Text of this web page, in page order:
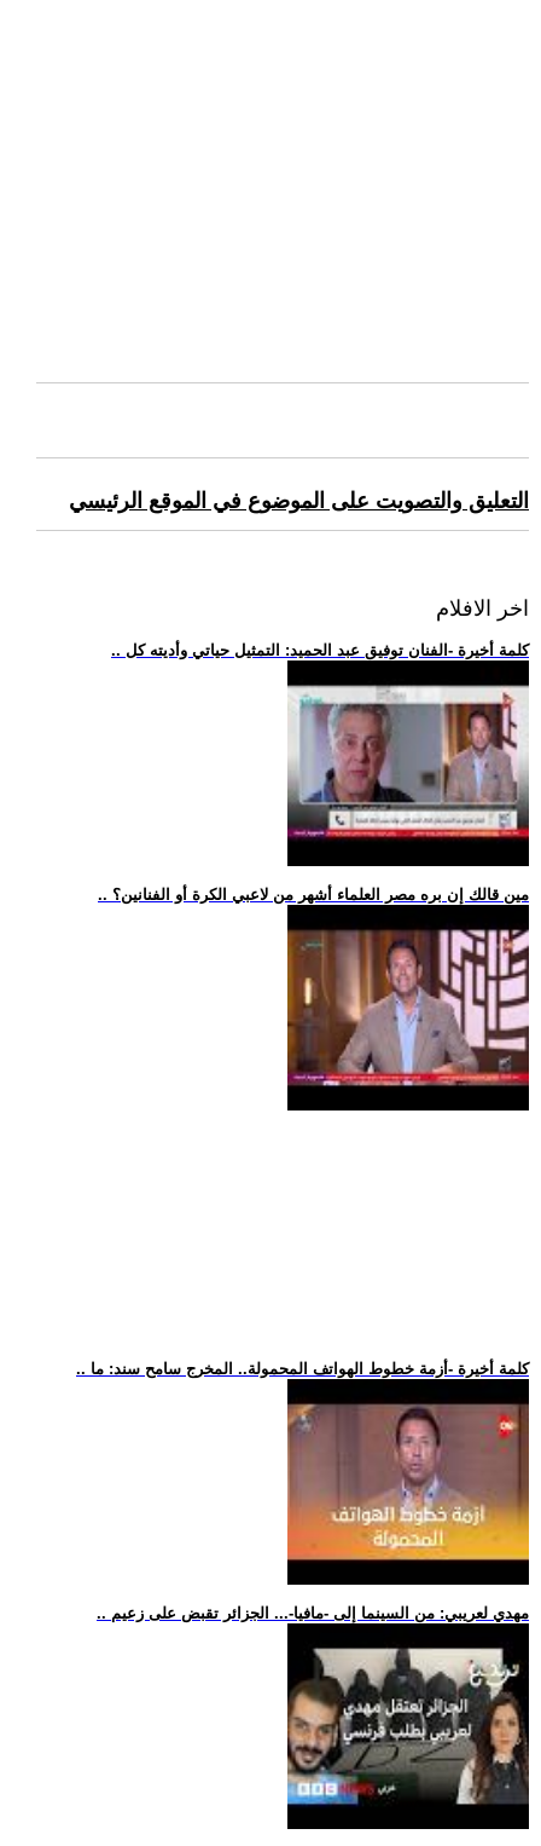
التعليق والتصويت على الموضوع في الموقع الرئيسي
اخر الافلام
.. كلمة أخيرة -الفنان توفيق عبد الحميد: التمثيل حياتي وأديته كل
.. مين قالك إن بره مصر العلماء أشهر من لاعبي الكرة أو الفنانين؟
.. كلمة أخيرة -أزمة خطوط الهواتف المحمولة.. المخرج سامح سند: ما
.. مهدي لعريبي: من السينما إلى -مافيا-... الجزائر تقبض على زعيم